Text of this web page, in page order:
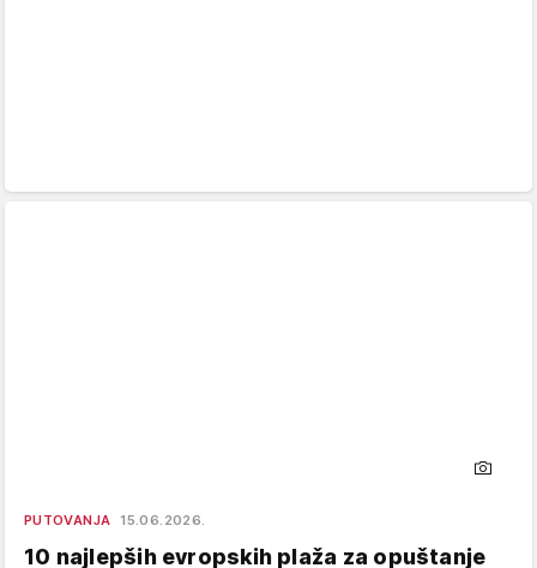
PUTOVANJA 15.06.2026.
10 najlepših evropskih plaža za opuštanje